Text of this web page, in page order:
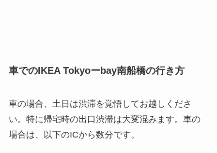
車でのIKEA Tokyoーbay南船橋の行き方
車の場合、土日は渋滞を覚悟してお越しくださ
い。特に帰宅時の出口渋滞は大変混みます。車の
場合は、以下のICから数分です。